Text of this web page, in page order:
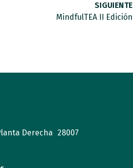
SIGUIENTE
MindfulTEA II Edición
Derecha 28007